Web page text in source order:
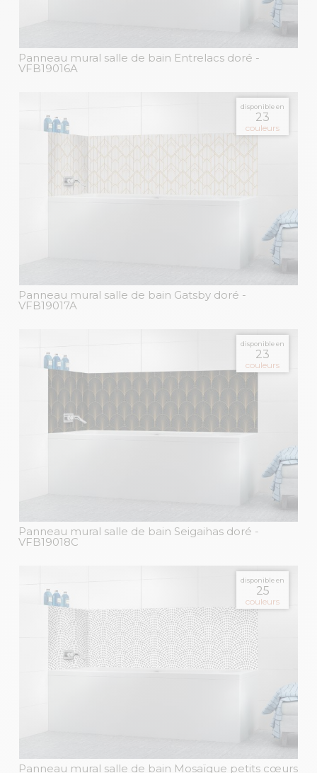
Panneau mural salle de bain Entrelacs doré -
VFB19016A
disponible en
23
couleurs
Panneau mural salle de bain Gatsby doré -
VFB19017A
disponible en
23
couleurs
Panneau mural salle de bain Seigaihas doré -
VFB19018C
disponible en
25
couleurs
Panneau mural salle de bain Mosaïque petits cœurs